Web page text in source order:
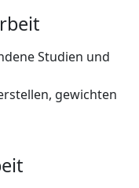
Studien und
gewichten